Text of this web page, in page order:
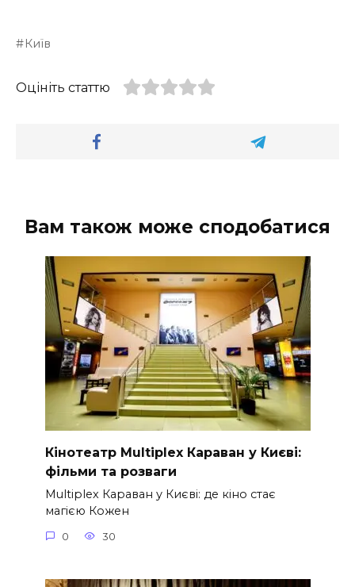
Київ
Оцініть статтю
Вам також може сподобатися
Кінотеатр Multiplex Караван у Києві:
фільми та розваги
Multiplex Караван у Києві: де кіно стає
магією Кожен
0 30